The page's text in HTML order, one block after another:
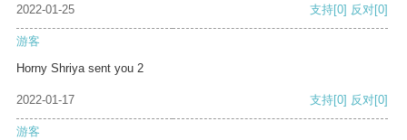
2022-01-25 支持[0] 反对[0]
游客
Horny Shriya sent you 2
2022-01-17 支持[0] 反对[0]
游客